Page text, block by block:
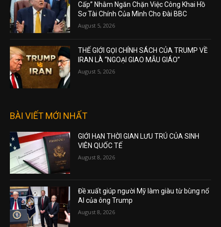
Cấp” Nhằm Ngăn Chặn Việc Công Khai Hồ
Sơ Tài Chính Của Mình Cho Đài BBC
August 5, 2026
THẾ GIỚI GỌI CHÍNH SÁCH CỦA TRUMP VỀ
IRAN LÀ “NGOẠI GIAO MẪU GIÁO”
August 5, 2026
BÀI VIẾT MỚI NHẤT
GIỚI HẠN THỜI GIAN LƯU TRÚ CỦA SINH
VIÊN QUỐC TẾ
August 8, 2026
Đề xuất giúp người Mỹ làm giàu từ bùng nổ
AI của ông Trump
August 8, 2026